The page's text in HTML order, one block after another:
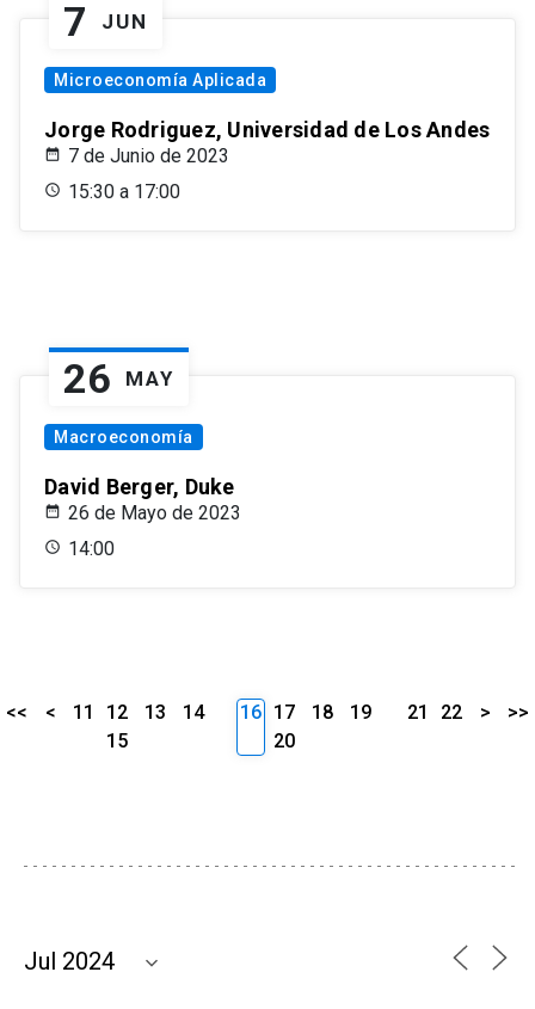
7 JUN
Microeconomía Aplicada
Jorge Rodriguez, Universidad de Los Andes
7 de Junio de 2023
15:30 a 17:00
26 MAY
Macroeconomía
David Berger, Duke
26 de Mayo de 2023
14:00
<< < 11 12 13
14
15
16 17 18
19
20
21 22 > >>